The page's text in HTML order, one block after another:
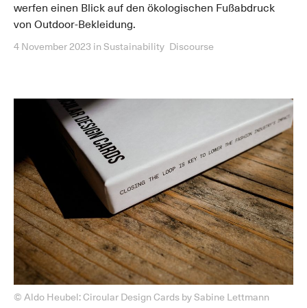
werfen einen Blick auf den ökologischen Fußabdruck
von Outdoor-Bekleidung.
4 November 2023 in Sustainability Discourse
© Aldo Heubel: Circular Design Cards by Sabine Lettmann